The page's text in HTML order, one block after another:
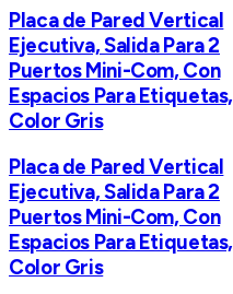
Placa de Pared Vertical
Ejecutiva, Salida Para 2
Puertos Mini-Com, Con
Espacios Para Etiquetas,
Color Gris
Placa de Pared Vertical
Ejecutiva, Salida Para 2
Puertos Mini-Com, Con
Espacios Para Etiquetas,
Color Gris